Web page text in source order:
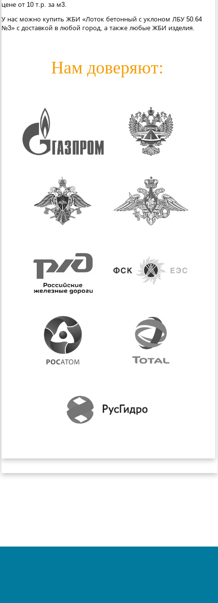
цене от 10 т.р. за м3.
У нас можно купить ЖБИ «Лоток бетонный с уклоном ЛБУ 50.64
№3» с доставкой в любой город, а также любые ЖБИ изделия.
Нам доверяют: